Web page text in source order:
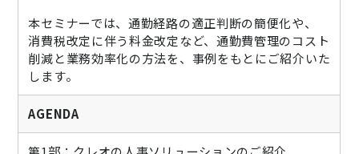
本セミナーでは、通勤経路の適正判断の簡便化や、
消費税改定に伴う料金改定など、通勤費管理のコスト
削減と業務効率化の方法を、事例をもとにご紹介いた
します。
AGENDA